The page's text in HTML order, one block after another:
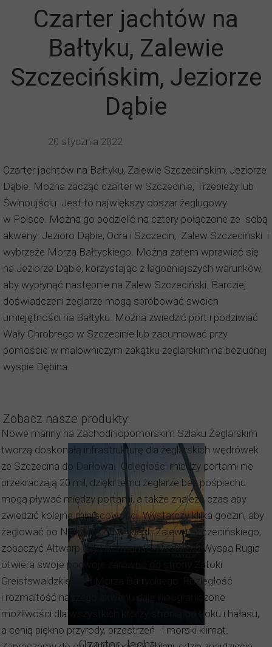
Czarter jachtów na
Bałtyku, Zalewie
Szczecińskim, Jeziorze
Dąbie
20 stycznia 2022
Czarter jachtów na Bałtyku, Zalewie Szczecińskim, Jeziorze
Dąbie. Można zacząć czarter w Szczecinie, Trzebieży lub
Świnoujściu. Jest to największy obszar żeglugowy
w Polsce. Można go podzielić na cztery połączone ze sobą
akweny: Jezioro Dąbie, Odra i Szczecin, Zalew Szczeciński i
wybrzeże Morza Bałtyckiego. Można zatem wprawiać się
na Jeziorze Dąbie, korzystając z łagodniejszych warunków,
aby wypłynąć następnie na Zalew Szczeciński. Bardziej
doświadczeni żeglarze mogą spróbować swoich
umiejętności na Bałtyku. Można zwiedzić port i podziwiać
Wały Chrobrego w Szczecinie lub zacumować przy
pomoście w malowniczym zakątku żeglarskim na bezludnej
wyspie Dębina.
Nowe mariny na Zachodniopomorskim Szlaku Żeglarskim
tworzą doskonałą infrastrukturę dla żeglarskich wędrówek
ze Szczecina do Darłowa. Odległości miedzy portami nie
przekraczają 20 mil, dzięki temu żeglarze bez pośpiechu
mogą pływać między portami, a także znaleźć czas aby
zwiedzić kolejne miejscowości. Wystarczy klilka godzin, aby
żeglować po Niemieckich wodach Zalewu Szczecińskiego,
zobaczyć Altwarp czy Ukermunde. Niedaleko Wyspa Rugia
otwiera swoje podwoje zarówno od strony Zatoki
Greisfswaldzkiej jak i Morza Bałtyckiego. Rozległość
i rozmaitość naszego akwenu daje nieograniczone
możliwości dla wszystkich którzy stronią od tłoku i hałasu,
a cenią piękno przyrody, przestrzeń i morski klimat.
Zobacz nasze produkty: